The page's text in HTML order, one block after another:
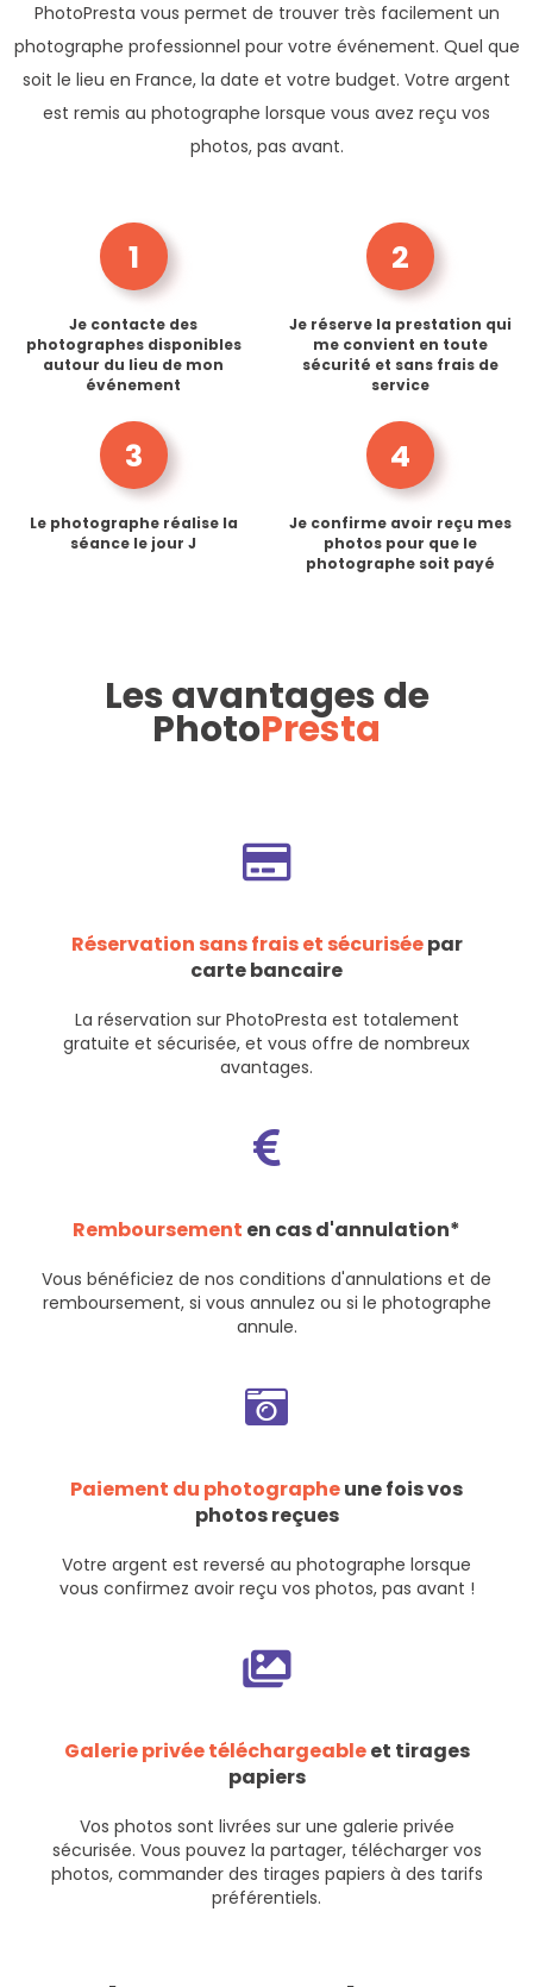
PhotoPresta vous permet de trouver très facilement un
photographe professionnel pour votre événement. Quel que
soit le lieu en France, la date et votre budget. Votre argent
est remis au photographe lorsque vous avez reçu vos
photos, pas avant.
1
Je contacte des
photographes disponibles
autour du lieu de mon
événement
2
Je réserve la prestation qui
me convient en toute
sécurité et sans frais de
service
3
Le photographe réalise la
séance le jour J
4
Je confirme avoir reçu mes
photos pour que le
photographe soit payé
Les avantages de
PhotoPresta
Réservation sans frais et sécuriséepar
carte bancaire
La réservation sur PhotoPresta est totalement
gratuite et sécurisée, et vous offre de nombreux
avantages.
Remboursement en cas d'annulation*
Vous bénéficiez de nos conditions d'annulations et de
remboursement, si vous annulez ou si le photographe
annule.
Paiement du photographeune fois vos
photos reçues
Votre argent est reversé au photographe lorsque
vous confirmez avoir reçu vos photos, pas avant !
Galerie privée téléchargeableet tirages
papiers
Vos photos sont livrées sur une galerie privée
sécurisée. Vous pouvez la partager, télécharger vos
photos, commander des tirages papiers à des tarifs
préférentiels.